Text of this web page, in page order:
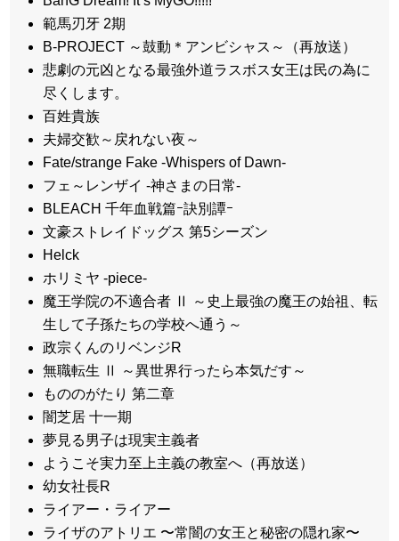
範馬刃牙 2期
B-PROJECT ～鼓動＊アンビシャス～（再放送）
悲劇の元凶となる最強外道ラスボス女王は民の為に
尽くします。
百姓貴族
夫婦交歓～戻れない夜～
Fate/strange Fake -Whispers of Dawn-
フェ～レンザイ -神さまの日常-
BLEACH 千年血戦篇ｰ訣別譚ｰ
文豪ストレイドッグス 第5シーズン
Helck
ホリミヤ -piece-
魔王学院の不適合者 Ⅱ ～史上最強の魔王の始祖、転
生して子孫たちの学校へ通う～
政宗くんのリベンジR
無職転生 Ⅱ ～異世界行ったら本気だす～
もののがたり 第二章
闇芝居 十一期
夢見る男子は現実主義者
ようこそ実力至上主義の教室へ（再放送）
幼女社長R
ライアー・ライアー
ライザのアトリエ 〜常闇の女王と秘密の隠れ家〜